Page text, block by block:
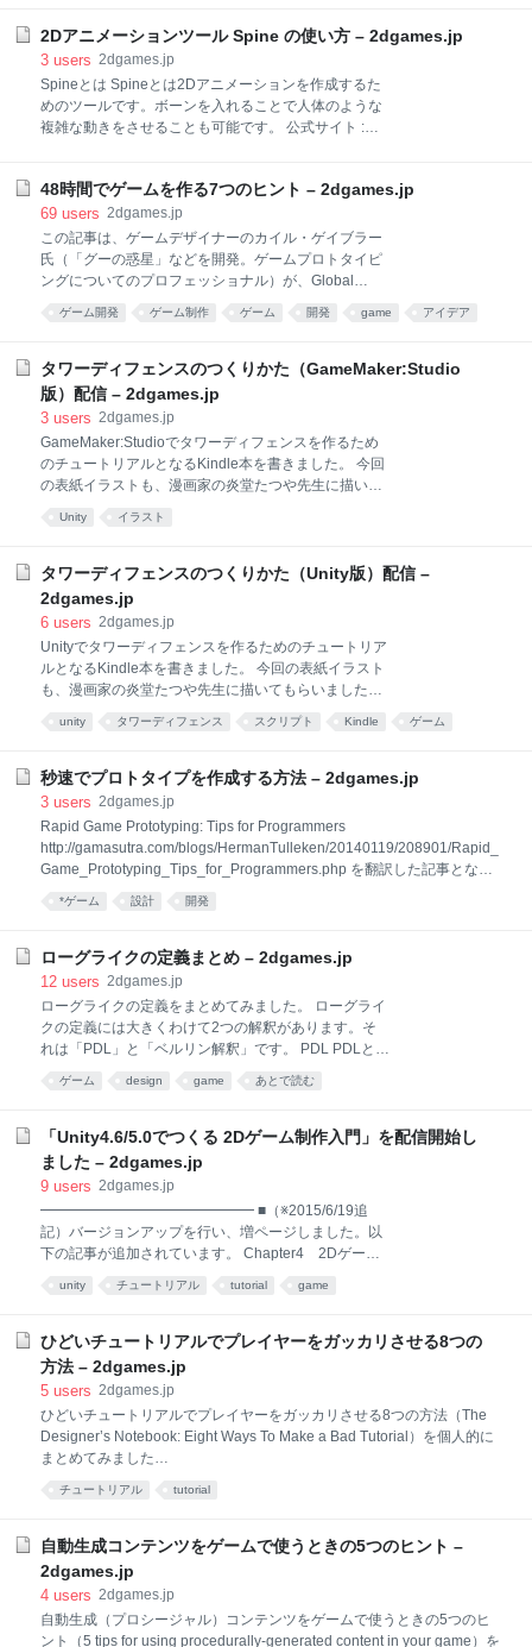
あるJan Willem氏が圧倒的なゲーム開発・ゲームデザ
インをする力を持っており、それは「数百ものプロト
タイプを作り、失敗を繰り返しながら経験を積んだ」
からだということに気がつきました。そして、それを
実践するための方法の1つとして「Game A Week」を
週ゲームを
2Dアニメーションツール Spine の使い方 – 2dgames.jp
3 users 2dgames.jp
Spineとは Spineとは2Dアニメーションを作成するた
めのツールです。ボーンを入れることで人体のような
複雑な動きをさせることも可能です。 公式サイト :
もちろんのことマイナーな環境(GameMaker:Studioな
ど)でも動作するのが魅力ではないかと思います。 画
面レイアウトの説明 簡単に画面レイアウトを説明しま
す メニュー : ここをクリックするとプロジェクトの保
存やエクスポートができます モード切り替え :
えます Treeビュー : 配置する画像データやボーン構造
単な拡大アニメーションを作ってみます。使用する画
像は以下のものを使います。 画
48時間でゲームを作る7つのヒント – 2dgames.jp
69 users 2dgames.jp
この記事は、ゲームデザイナーのカイル・ゲイブラー
氏（「グーの惑星」などを開発。ゲームプロトタイピ
ングについてのプロフェッショナル）が、Global
Game Jam 第1回(2009)で行った基調講演の内容を個
人的にまとめたものです。 なお、日本語訳がついた動
はそれを参考にしています Click here to view the
embedded video. 48時間内にゲームを作る意味 厳し
い時間内にゲームを作るやりかたは、斬新なゲーム体
ムジャムから生まれた作品としては、 Audiosurf（音
楽ファイルを読み込ませて、その音楽に合わせてステ
ージが自動生成されるパズルレースゲーム。メタスコ
ア:85点） このゲームはTune Racerという7日間で作
ゲーム開発 ゲーム制作 ゲーム 開発 game アイデア
タワーディフェンスのつくりかた（GameMaker:Studio
版）配信 – 2dgames.jp
3 users 2dgames.jp
GameMaker:Studioでタワーディフェンスを作るため
のチュートリアルとなるKindle本を書きました。 今回
の表紙イラストも、漫画家の炎堂たつや先生に描いて
ワーディフェンスのつくりかた GameMaker:Studio
フェンスを丸々1本作るという、今までにない試み
（たぶん）の内容となりました。詳細に手順を記載し
ていますので、手順通りに進めることで誰でもタワー
も作れる……、というのが本書の売りですが、
GameMaker:Studioの基本的な機能やGMLについて、
ある程度の理解や慣れは必要です。そのため対象読者
は「Unity中級者以上」とさせていただきます。具体的
Unity イラスト
タワーディフェンスのつくりかた（Unity版）配信 –
2dgames.jp
6 users 2dgames.jp
Unityでタワーディフェンスを作るためのチュートリア
ルとなるKindle本を書きました。 今回の表紙イラスト
も、漫画家の炎堂たつや先生に描いてもらいました。
いつも素晴らしいイラストをありがとうございます！
本のタイトルは「タワーディフェンスのつくりかた
スを丸々1本作るという、今までにない試み（たぶ
ん）の内容となりました。詳細に手順を記載していま
すので、手順通りに進めることで誰でもタワーディフ
ェンスを作ることができます。 ■対象読者 誰でも作れ
る……、というのが本書の売りですが、Unityの2D機
能について、ある程度の理解や慣れは必要です。その
ため、対象読者は「Unity中級者以上」とさせていただ
あります。 Unityの基本的な操作を理解している Unity
の2D機能の基本的な
unity タワーディフェンス スクリプト Kindle ゲーム
秒速でプロトタイプを作成する方法 – 2dgames.jp
3 users 2dgames.jp
Rapid Game Prototyping: Tips for Programmers
http://gamasutra.com/blogs/HermanTulleken/20140119/208901/Rapid_
Game_Prototyping_Tips_for_Programmers.php を翻訳した記事となり
ます。 ━━━━━━━━━━━━━━━━ 2013年11月、私と2人の同
僚は30ものゲームを作成しました。私は以前にもいくつかのゲームのプ
ームを作ったことは、私に新しい洞察を与えました。 この記事では、
TIPSという形式で、これらの観察を集めました。 プロトタイプを記述す
るより一般的な視点については、 「7日間でゲームプロトタイプする方
法(How to Prototype a Game in Under 7 D
*ゲーム 設計 開発
ローグライクの定義まとめ – 2dgames.jp
12 users 2dgames.jp
ローグライクの定義をまとめてみました。 ローグライ
クの定義には大きくわけて2つの解釈があります。そ
れは「PDL」と「ベルリン解釈」です。 PDL PDLと
は、ローグライクのコアな要素である「Procedual(自
動生成)」と「Death(死)」、「Labyrinth(迷宮)」の頭
イクゲームをPDLとベルリン解釈で比較したもので
す。 すべてのゲームがPDLの要素を満たしており、
PDLを満たしていると「ローグ性が強い」と言えま
ライクはこんな要素が必要だよね」ということを話し
合って決めた定義だそうです。 Berlin Interpretation こ
のページの内容を翻訳してみました。 ■一般原則 ロー
グライクゲームはゲームジャンルの1つです。単なる
ゲーム design game あとで読む
「Unity4.6/5.0でつくる 2Dゲーム制作入門」を配信開始し
ました – 2dgames.jp
9 users 2dgames.jp
━━━━━━━━━━━━━━━ ■（※2015/6/19追
記）バージョンアップを行い、増ページしました。以
下の記事が追加されています。 Chapter4 2Dゲーム
Chapter5 uGUI入門 サポート掲示板のURLを追記
絡 改訂版の入手方法は、お手数となりますが、以下の
ページなどを参考に手動で更新が必要となります。
http://petite-lettre.com/blog/archives/1301 これは、
ためで、本に大きな不具合がない限り自動更新の審査
が通らなくなったためとなります。 ■（※2015/10/15
追記) 3Dサウンドの設定について シューティング作成
のチュートリアルで「3Dサウンドの設定を無効にす
unity チュートリアル tutorial game
ひどいチュートリアルでプレイヤーをガッカリさせる8つの
方法 – 2dgames.jp
5 users 2dgames.jp
ひどいチュートリアルでプレイヤーをガッカリさせる8つの方法（The
Designer’s Notebook: Eight Ways To Make a Bad Tutorial）を個人的に
まとめてみました
eight_.php はじめに 近年のゲームは大型化・複雑化に伴い、ルールや操
ルや操作を学ぶことが不可欠となっています。しかしチュートリアルを
理解させようとするあまり、それが楽しくないゲームが増えてしまって
いるのも事実です。そんなガッカリさせられるチュートリアルのポイン
りにくい説明にしろ 手順を省略せよ 失敗時は多くの罰を与え
チュートリアル tutorial
自動生成コンテンツをゲームで使うときの5つのヒント –
2dgames.jp
4 users 2dgames.jp
自動生成（プロシージャル）コンテンツをゲームで使うときの5つのヒ
ント（5 tips for using procedurally-generated content in your game）を